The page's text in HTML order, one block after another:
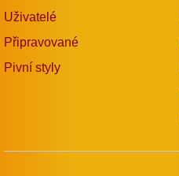
Uživatelé
Připravované
Pivní styly